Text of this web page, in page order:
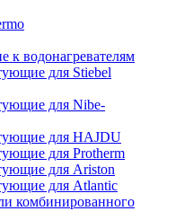
к водонагревателям
для Stiebel
для Nibe-
для HAJDU
для Protherm
для Ariston
для Atlantic
комбинированного